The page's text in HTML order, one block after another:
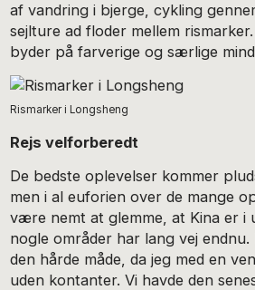
af vandring i bjerge, cykling
sejlture ad floder mellem
byder på farverige og særlige
Rismarker i Longsheng
Rejs velforberedt
De bedste oplevelser kommer
men i al euforien over de mange
være nemt at glemme, at Kina er i
nogle områder har lang vej
den hårde måde, da jeg med en
uden kontanter. Vi havde den